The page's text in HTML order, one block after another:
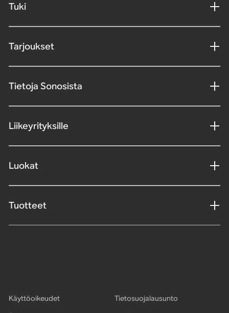
Tuki
Tarjoukset
Tietoja Sonosista
Liikeyrityksille
Luokat
Tuotteet
Käyttöoikeudet
Tietosuojalausunto